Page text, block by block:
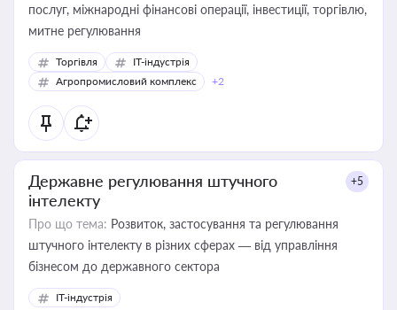
послуг, міжнародні фінансові операції, інвестиції, торгівлю,
митне регулювання
Торгівля
IT-індустрія
Агропромисловий комплекс
+2
Державне регулювання штучного
інтелекту
+5
Про що тема: Розвиток, застосування та регулювання
штучного інтелекту в різних сферах — від управління
бізнесом до державного сектора
IT-індустрія